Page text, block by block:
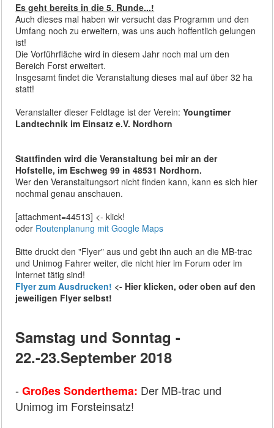
Es geht bereits in die 5. Runde...!
Auch dieses mal haben wir versucht das Programm und den
Umfang noch zu erweitern, was uns auch hoffentlich gelungen
ist!
Die Vorführfläche wird in diesem Jahr noch mal um den
Bereich Forst erweitert.
Insgesamt findet die Veranstaltung dieses mal auf über 32 ha
statt!
Veranstalter dieser Feldtage ist der Verein:Youngtimer
Landtechnik im Einsatz e.V. Nordhorn
Stattfinden wird die Veranstaltung bei mir an der
Hofstelle, im Eschweg 99 in 48531 Nordhorn.
Wer den Veranstaltungsort nicht finden kann, kann es sich hier
nochmal genau anschauen.
[attachment=44513] <- klick!
oder Routenplanung mit Google Maps
Bitte druckt den "Flyer" aus und gebt ihn auch an die MB-trac
und Unimog Fahrer weiter, die nicht hier im Forum oder im
Internet tätig sind!
Flyer zum Ausdrucken! <- Hier klicken, oder oben auf den
jeweiligen Flyer selbst!
Samstag und Sonntag -
22.-23.September 2018
-Großes Sonderthema: Der MB-trac und
Unimog im Forsteinsatz!